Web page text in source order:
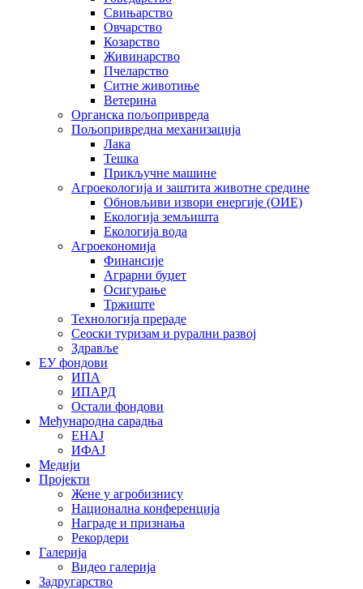
Свињарство
Овчарство
Козарство
Живинарство
Пчеларство
Ситне животиње
Ветерина
Органска пољопривреда
Пољопривредна механизација
Лака
Тешка
Прикључне машине
Агроекологија и заштита животне средине
Обновљиви извори енергије (ОИЕ)
Екологија земљишта
Екологија вода
Агроекономија
Финансије
Аграрни буџет
Осигурање
Тржиште
Технологија прераде
Сеоски туризам и рурални развој
Здравље
ЕУ фондови
ИПА
ИПАРД
Остали фондови
Међународна сарадња
ЕНАЈ
ИФАЈ
Медији
Пројекти
Жене у агробизнису
Национална конференција
Награде и признања
Рекордери
Галерија
Видео галерија
Задругарство